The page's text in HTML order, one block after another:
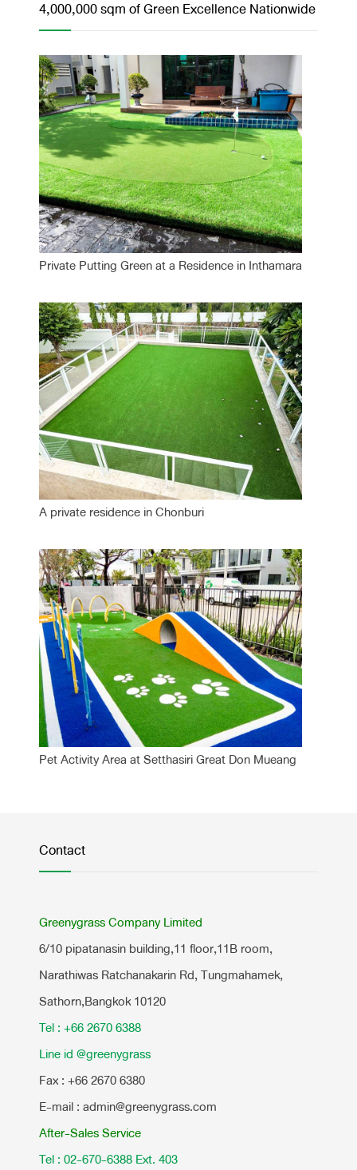
4,000,000 sqm of Green Excellence Nationwide
Private Putting Green at a Residence in Inthamara
A private residence in Chonburi
Pet Activity Area at Setthasiri Great Don Mueang
Contact
Greenygrass Company Limited
6/10 pipatanasin building,11 floor,11B room,
Narathiwas Ratchanakarin Rd, Tungmahamek,
Sathorn,Bangkok 10120
Tel : +66 2670 6388
Line id @greenygrass
Fax : +66 2670 6380
E-mail : admin@greenygrass.com
After-Sales Service
Tel : 02-670-6388 Ext. 403